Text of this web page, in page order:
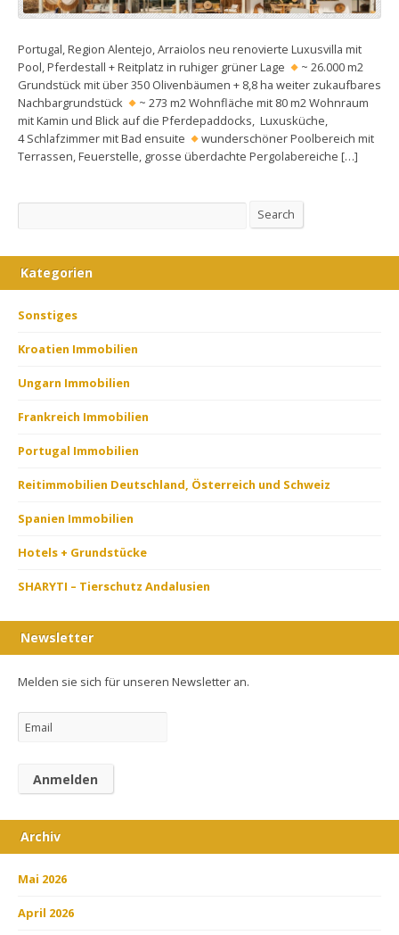
Portugal, Region Alentejo, Arraiolos neu renovierte Luxusvilla mit
Pool, Pferdestall + Reitplatz in ruhiger grüner Lage
~ 26.000 m2
Grundstück mit über 350 Olivenbäumen + 8,8 ha weiter zukaufbares
Nachbargrundstück
~ 273 m2 Wohnfläche mit 80 m2 Wohnraum
mit Kamin und Blick auf die Pferdepaddocks, Luxusküche,
4 Schlafzimmer mit Bad ensuite
wunderschöner Poolbereich mit
Terrassen, Feuerstelle, grosse überdachte Pergolabereiche […]
Search
Kategorien
Sonstiges
Kroatien Immobilien
Ungarn Immobilien
Frankreich Immobilien
Portugal Immobilien
Reitimmobilien Deutschland, Österreich und Schweiz
Spanien Immobilien
Hotels + Grundstücke
SHARYTI – Tierschutz Andalusien
Newsletter
Melden sie sich für unseren Newsletter an.
Archiv
Mai 2026
April 2026